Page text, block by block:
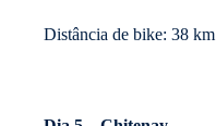
Distância de bike: 38 km